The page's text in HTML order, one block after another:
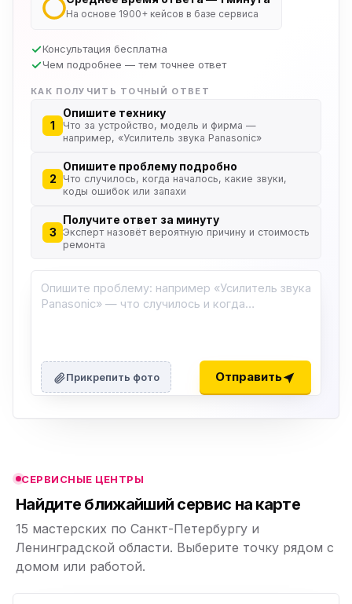
На основе 1900+ кейсов в базе сервиса
Консультация бесплатна
Чем подробнее — тем точнее ответ
КАК ПОЛУЧИТЬ ТОЧНЫЙ ОТВЕТ
1
Опишите технику
Что за устройство, модель и фирма —
например, «Усилитель звука Panasonic»
2
Опишите проблему подробно
Что случилось, когда началось, какие звуки,
коды ошибок или запахи
3
Получите ответ за минуту
Эксперт назовёт вероятную причину и стоимость
ремонта
Прикрепить фото Отправить
СЕРВИСНЫЕ ЦЕНТРЫ
Найдите ближайший сервис на карте
15 мастерских по Санкт-Петербургу и
Ленинградской области. Выберите точку рядом с
домом или работой.
ю